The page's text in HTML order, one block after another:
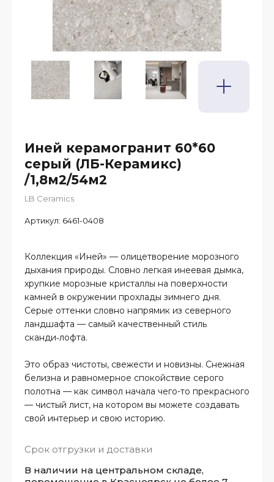
Иней керамогранит 60*60
серый (ЛБ-Керамикс)
/1,8м2/54м2
LB Ceramics
Артикул: 6461-0408
Коллекция «Иней» — олицетворение морозного
дыхания природы. Словно легкая инеевая дымка,
хрупкие морозные кристаллы на поверхности
камней в окружении прохлады зимнего дня.
Серые оттенки словно напрямик из северного
ландшафта — самый качественный стиль
сканди‑лофта.
Это образ чистоты, свежести и новизны. Снежная
белизна и равномерное спокойствие серого
полотна — как символ начала чего-то прекрасного
— чистый лист, на котором вы можете создавать
свой интерьер и свою историю.
Срок отгрузки и доставки
В наличии на центральном складе,